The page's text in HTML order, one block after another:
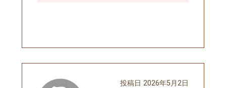
投稿日2026年5月2日